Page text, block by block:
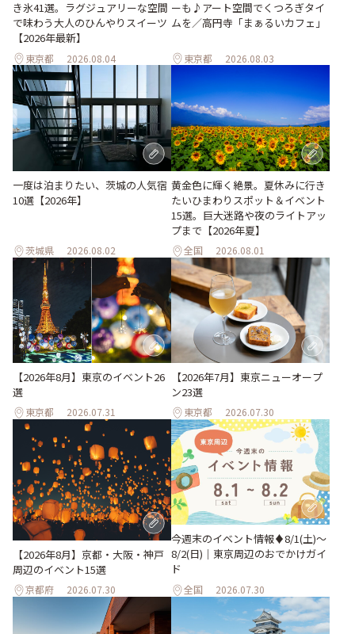
き氷41選。ラグジュアリーな空間
で味わう大人のひんやりスイーツ
【2026年最新】
東京都 2026.08.04
ーも♪アート空間でくつろぎタイ
ムを／高円寺「まぁるいカフェ」
東京都 2026.08.03
一度は泊まりたい、茨城の人気宿
10選【2026年】
茨城県 2026.08.02
黄金色に輝く絶景。夏休みに行き
たいひまわりスポット＆イベント
15選。巨大迷路や夜のライトアッ
プまで【2026年夏】
全国 2026.08.01
【2026年8月】東京のイベント26
選
東京都 2026.07.31
【2026年7月】東京ニューオープ
ン23選
東京都 2026.07.30
【2026年8月】京都・大阪・神戸
周辺のイベント15選
京都府 2026.07.30
今週末のイベント情報♦︎8/1(土)〜
8/2(日)｜東京周辺のおでかけガイ
ド
全国 2026.07.30